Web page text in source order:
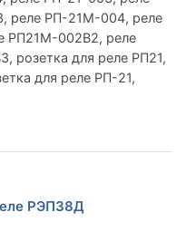
реле РП-21М-004, реле
РП21М-002В2, реле
розетка для реле РП21,
для реле РП-21,
РЭП38Д